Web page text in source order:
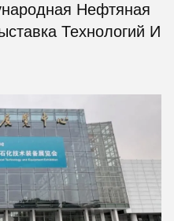
Нефтяная
Технологий И